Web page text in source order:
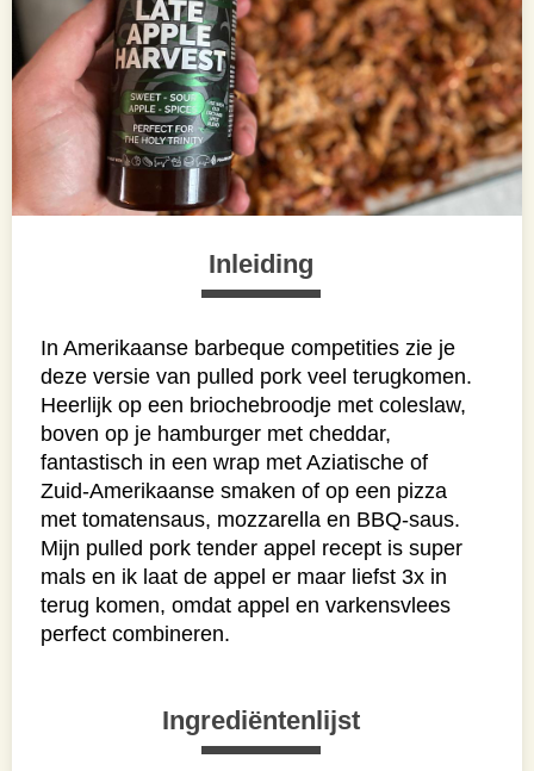
Inleiding
In Amerikaanse barbeque competities zie je
deze versie van pulled pork veel terugkomen.
Heerlijk op een briochebroodje met coleslaw,
boven op je hamburger met cheddar,
fantastisch in een wrap met Aziatische of
Zuid-Amerikaanse smaken of op een pizza
met tomatensaus, mozzarella en BBQ-saus.
Mijn pulled pork tender appel recept is super
mals en ik laat de appel er maar liefst 3x in
terug komen, omdat appel en varkensvlees
perfect combineren.
Ingrediëntenlijst